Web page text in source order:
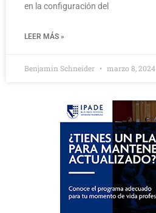
en la configuración del
LEER MÁS »
Benjamin Schneider marzo 8, 2024